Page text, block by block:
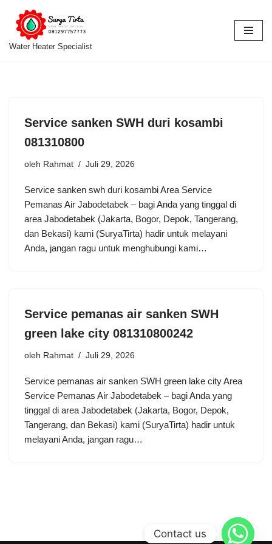
Lompat
ke
Water Heater Specialist
Service sanken SWH duri kosambi
081310800
oleh Rahmat Juli 29, 2026
Service sanken swh duri kosambi Area Service
Pemanas Air Jabodetabek – bagi Anda yang tinggal di
area Jabodetabek (Jakarta, Bogor, Depok, Tangerang,
dan Bekasi) kami (SuryaTirta) hadir untuk melayani
Anda, jangan ragu untuk menghubungi kami…
Service pemanas air sanken SWH
green lake city 081310800242
oleh Rahmat Juli 29, 2026
Service pemanas air sanken SWH green lake city Area
Service Pemanas Air Jabodetabek – bagi Anda yang
tinggal di area Jabodetabek (Jakarta, Bogor, Depok,
Tangerang, dan Bekasi) kami (SuryaTirta) hadir untuk
melayani Anda, jangan ragu…
Contact us